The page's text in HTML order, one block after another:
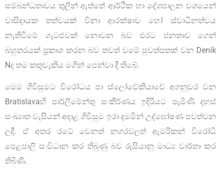
සම්බන්ධතාවය තුලින් ඇත්තේ ආර්ථික හා දේශපාලන වශයෙන්
වාසිදායක තත්වයක් විනා ආරක්ෂාව හෝ ස්වාධීනත්වය
නැතිවීමේ ගැටළුවක් නොවන බව එරට ජනතාව ගෙන්
බහුතරයක් ප්‍රකාශ කරන බව තවත් වමේ පුවත්පතක් වන Deník
Nද තම කතුවැකිය මගින් පෙන්වා දී තිබේ.
මෙම ගිවිසුමට විරෝධය පා ස්ලෝවේකියාවේ අගනුවර වන
Bratislavaහි පාර්ලිමේන්තු සංකීර්ණය ඉදිරියට පැමිණි දහස්
සංඛ්‍යාත වැසියන් අදාළ ගිවිසුම ඉරා දමමින් උද්ඝෝෂණ පවත්වන
ලදී. ඒ අතර රටේ වෙනත් නගරවලත් ඇමරිකන් විරෝධී
පෙළපාලි සංවිධාන කර තිබුණු බව රුසියානු මාධ්‍ය වාර්තා කර
තිබිණි.